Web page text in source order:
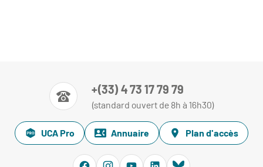
+(33) 4 73 17 79 79
(standard ouvert de 8h à 16h30)
UCA Pro Annuaire Plan d'accès